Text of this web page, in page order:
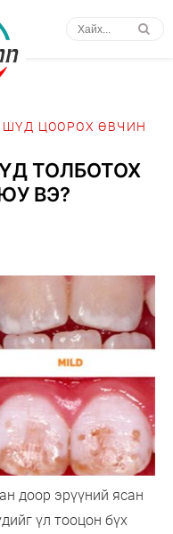
ШҮД ЦООРОХ ӨВЧИН
ТОЛБОТОХ
ВЭ?
доор эрүүний ясан
үл тооцон бүх